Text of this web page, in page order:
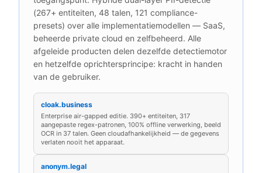
(267+ entiteiten, 48 talen, 121 compliance-
presets) over alle implementatiemodellen — SaaS,
beheerde private cloud en zelfbeheerd. Alle
afgeleide producten delen dezelfde detectiemotor
en hetzelfde oprichtersprincipe: kracht in handen
van de gebruiker.
cloak.business
Enterprise air-gapped editie. 390+ entiteiten, 317
aangepaste regex-patronen, 100% offline verwerking, beeld
OCR in 37 talen. Geen cloudafhankelijkheid — de gegevens
verlaten nooit het apparaat.
anonym.legal